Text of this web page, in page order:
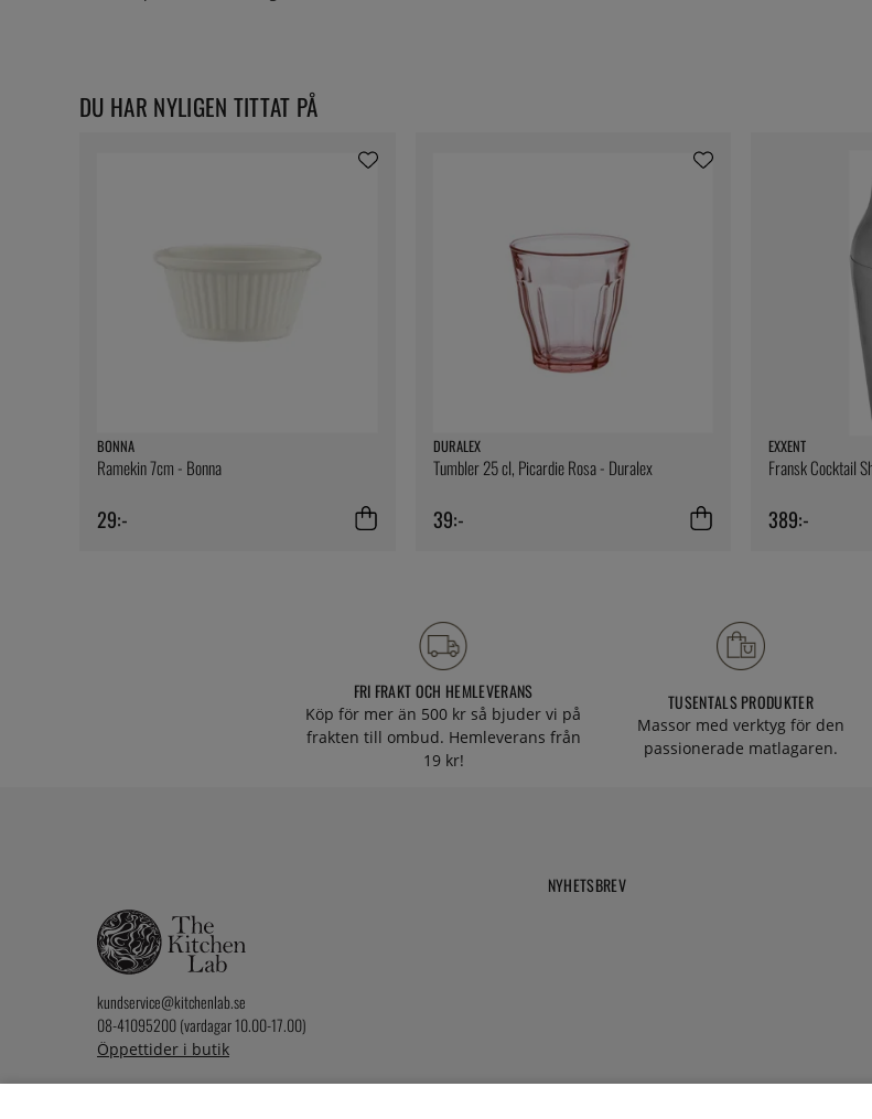
DU HAR NYLIGEN TITTAT PÅ
BONNA
Ramekin 7cm - Bonna
29:-
DURALEX
Tumbler 25 cl, Picardie Rosa - Duralex
39:-
EXXENT
Fransk Cocktail
389:-
FRI FRAKT OCH HEMLEVERANS
Köp för mer än 500 kr så bjuder vi på
frakten till ombud. Hemleverans från
19 kr!
TUSENTALS PRODUKTER
Massor med verktyg för den
passionerade matlagaren.
kundservice@kitchenlab.se
08-41095200 (vardagar 10.00-17.00)
Öppettider i butik
NYHETSBREV